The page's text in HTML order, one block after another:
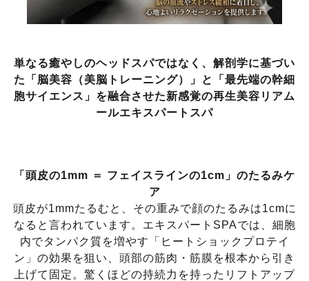
​単なる癒やしのヘッドスパではなく、解剖学に基づい
た「脳美容（美脳トレーニング）」と「最先端の幹細
胞サイエンス」を融合させた新感覚の再生美容リアム
ールエキスパートスパ
「頭皮の1mm ＝ フェイスラインの1cm」のたるみケ
ア
頭皮が1mmたるむと、その重みで顔のたるみは1cmに
なると言われています。エキスパートSPAでは、細胞
内でタンパク質を増やす「ヒートショックプロテイ
ン」の効果を狙い、頭部の筋肉・筋膜を根本から引き
上げて固定。驚くほどの持続力を持ったリフトアップ